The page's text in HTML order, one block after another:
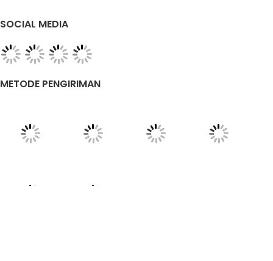
SOCIAL MEDIA
METODE PENGIRIMAN